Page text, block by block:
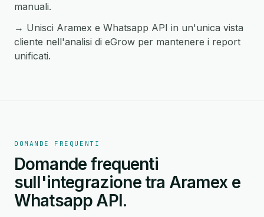
manuali.
→ Unisci Aramex e Whatsapp API in un'unica vista
cliente nell'analisi di eGrow per mantenere i report
unificati.
DOMANDE FREQUENTI
Domande frequenti
sull'integrazione tra Aramex e
Whatsapp API.